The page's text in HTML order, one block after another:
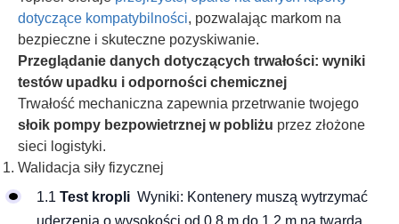
dotyczące kompatybilności, pozwalając markom na
bezpieczne i skuteczne pozyskiwanie.
Przeglądanie danych dotyczących trwałości: wyniki
testów upadku i odporności chemicznej
Trwałość mechaniczna zapewnia przetrwanie twojego
słoik pompy bezpowietrznej w pobliżu przez złożone
sieci logistyki.
Walidacja siły fizycznej
1.1 Test kropli Wyniki: Kontenery muszą wytrzymać